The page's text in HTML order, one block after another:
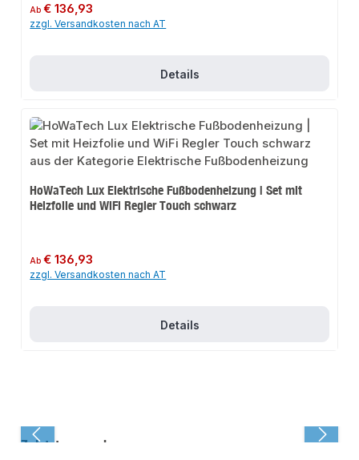
Regulärer Preis:
Ab€ 136,93
zzgl. Versandkosten nach AT
Details
HoWaTech Lux Elektrische Fußbodenheizung | Set mit
Heizfolie und WiFi Regler Touch schwarz
Regulärer Preis:
Ab€ 136,93
zzgl. Versandkosten nach AT
Details
Zuletzt angesehen: